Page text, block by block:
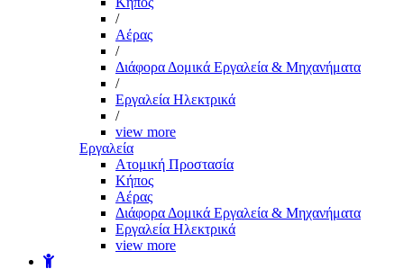
/
Αέρας
/
Διάφορα Δομικά Εργαλεία & Μηχανήματα
/
Εργαλεία Ηλεκτρικά
/
view more
Εργαλεία
Aτομική Προστασία
Kήπος
Αέρας
Διάφορα Δομικά Εργαλεία & Μηχανήματα
Εργαλεία Ηλεκτρικά
view more